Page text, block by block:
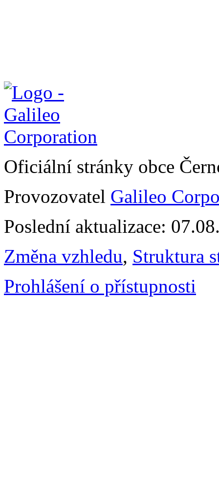
Oficiální stránky obce
Provozovatel Galileo
Poslední aktualizace:
Změna vzhledu, Struktura
Prohlášení o přístupnosti